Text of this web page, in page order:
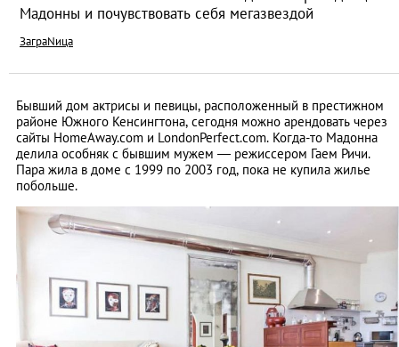
Мадонны и почувствовать себя мегазвездой
ЗаграNица
Бывший дом актрисы и певицы, расположенный в престижном
районе Южного Кенсингтона, сегодня можно арендовать через
сайты HomeAway.com и LondonPerfect.com. Когда-то Мадонна
делила особняк с бывшим мужем ― режиссером Гаем Ричи.
Пара жила в доме с 1999 по 2003 год, пока не купила жилье
побольше.